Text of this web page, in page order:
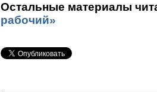
Остальные материалы
рабочий»